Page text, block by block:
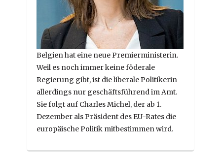
Belgien hat eine neue Premierministerin.
Weil es noch immer keine föderale
Regierung gibt, ist die liberale Politikerin
allerdings nur geschäftsführend im Amt.
Sie folgt auf Charles Michel, der ab 1.
Dezember als Präsident des EU-Rates die
europäische Politik mitbestimmen wird.